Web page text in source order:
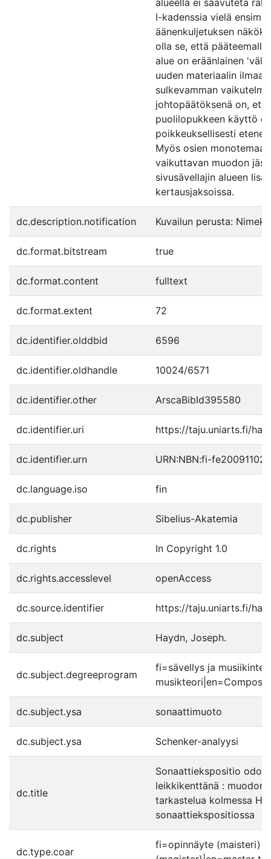
alueella ei saavuteta
I-kadenssia vielä
äänenkuljetuksen
olla se, että
alue on eräänlainen
uuden materiaalin
sulkevamman
johtopäätöksenä on,
puolilopukkeen käyttö
poikkeuksellisesti
Myös osien
vaikuttavan muodon
sivusävellajin alueen
kertausjaksoissa.
dc.description.notification Kuvailun perusta:
dc.format.bitstream true
dc.format.content fulltext
dc.format.extent 72
dc.identifier.olddbid 6596
dc.identifier.oldhandle 10024/6571
dc.identifier.other ArscaBibId395580
dc.identifier.uri https://taju.uniarts.fi/
dc.identifier.urn URN:NBN:fi-
dc.language.iso fin
dc.publisher Sibelius-Akatemia
dc.rights In Copyright 1.0
dc.rights.accesslevel openAccess
dc.source.identifier https://taju.uniarts.fi/
dc.subject Haydn, Joseph.
dc.subject.degreeprogram
fi=sävellys ja
dc.subject.ysa sonaattimuoto
dc.subject.ysa Schenker-analyysi
dc.title
Sonaattiekspositio
leikkikenttänä : muodon
tarkastelua kolmessa
sonaattiekspositiossa
dc.type.coar
fi=opinnäyte